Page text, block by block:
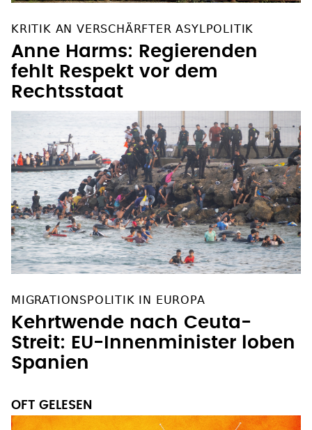
KRITIK AN VERSCHÄRFTER ASYLPOLITIK
Anne Harms: Regierenden
fehlt Respekt vor dem
Rechtsstaat
MIGRATIONSPOLITIK IN EUROPA
Kehrtwende nach Ceuta-
Streit: EU-Innenminister loben
Spanien
OFT GELESEN